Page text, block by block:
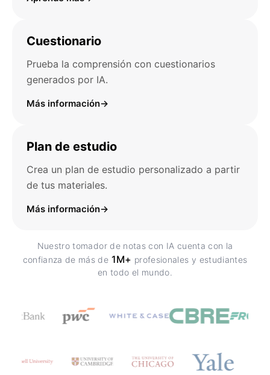
Cuestionario
Prueba la comprensión con cuestionarios
generados por IA.
Más información→
Plan de estudio
Crea un plan de estudio personalizado a partir
de tus materiales.
Más información→
Nuestro tomador de notas con IA cuenta con la
confianza de más de 1M+ profesionales y estudiantes
en todo el mundo.